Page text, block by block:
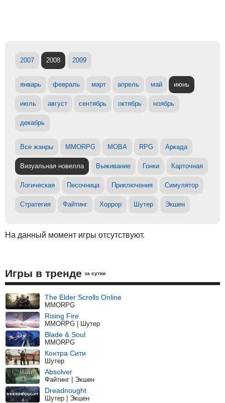
2007 2008 2009
январь февраль март апрель май июнь
июль август сентябрь октябрь ноябрь
декабрь
Все жанры MMORPG MOBA RPG Аркада
Визуальная новелла Выживание Гонки Карточная
Логическая Песочница Приключения Симулятор
Стратегия Файтинг Хоррор Шутер Экшен
На данный момент игры отсутствуют.
Игры в тренде за сутки
The Elder Scrolls Online
MMORPG
Rising Fire
MMORPG | Шутер
Blade & Soul
MMORPG
Контра Сити
Шутер
Absolver
Файтинг | Экшен
Dreadnought
Шутер | Экшен